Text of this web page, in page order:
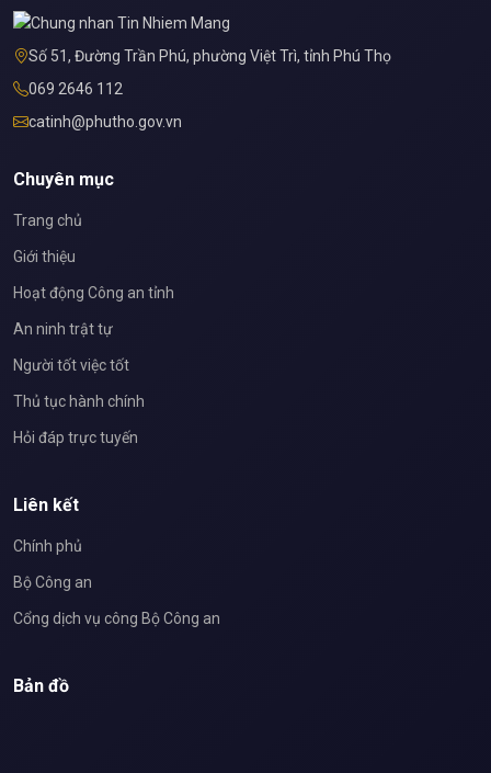
Số 51, Đường Trần Phú, phường Việt Trì, tỉnh Phú Thọ
069 2646 112
catinh@phutho.gov.vn
Chuyên mục
Trang chủ
Giới thiệu
Hoạt động Công an tỉnh
An ninh trật tự
Người tốt việc tốt
Thủ tục hành chính
Hỏi đáp trực tuyến
Liên kết
Chính phủ
Bộ Công an
Cổng dịch vụ công Bộ Công an
Bản đồ